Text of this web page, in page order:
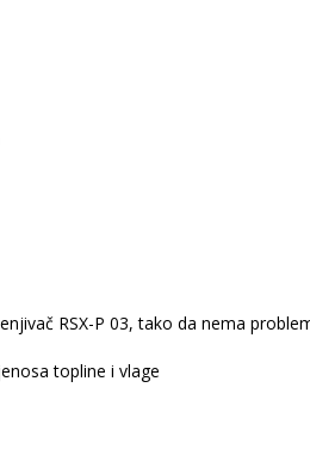
RSX-P 03, tako da nema
topline i vlage